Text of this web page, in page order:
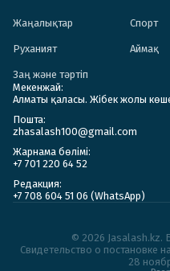
Жаңалықтар Спорт
Руханият Аймақ
Заң және тәртіп
Мекенжай:
Алматы қаласы. Жібек жолы
Пошта:
zhasalash100@gmail.com
Жарнама бөлімі:
+7 701 220 64 52
Редакция:
+7 708 604 51 06 (WhatsApp)
© 2026 Jasalash.kz.
Cвидетельство о постановке
28